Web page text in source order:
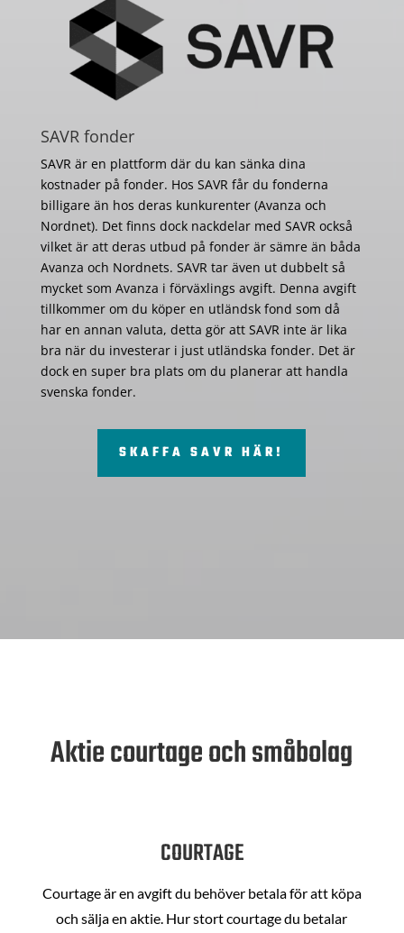
SAVR fonder
SAVR är en plattform där du kan sänka dina
kostnader på fonder. Hos SAVR får du fonderna
billigare än hos deras kunkurenter (Avanza och
Nordnet). Det finns dock nackdelar med SAVR också
vilket är att deras utbud på fonder är sämre än båda
Avanza och Nordnets. SAVR tar även ut dubbelt så
mycket som Avanza i förväxlings avgift. Denna avgift
tillkommer om du köper en utländsk fond som då
har en annan valuta, detta gör att SAVR inte är lika
bra när du investerar i just utländska fonder. Det är
dock en super bra plats om du planerar att handla
svenska fonder.
SKAFFA SAVR HÄR!
Aktie courtage och småbolag
COURTAGE
Courtage är en avgift du behöver betala för att köpa
och sälja en aktie. Hur stort courtage du betalar